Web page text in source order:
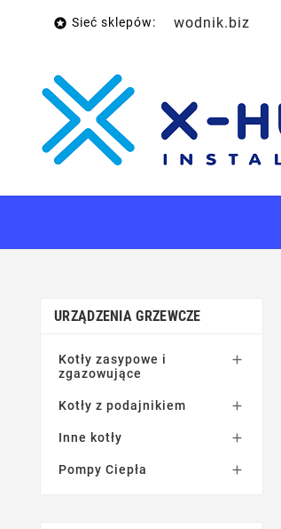
 Sieć sklepów: wodnik.biz
URZĄDZENIA GRZEWCZE
Kotły zasypowe i
zgazowujące

Kotły z podajnikiem 
Inne kotły 
Pompy Ciepła 